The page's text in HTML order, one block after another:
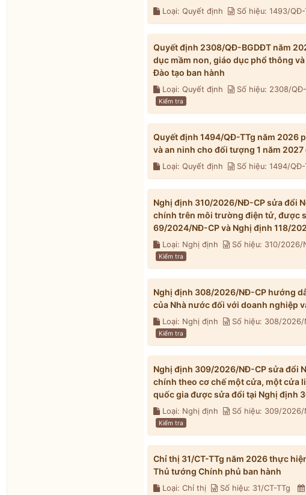
Loại: Quyết định Số hiệu: 1493/QĐ-
Quyết định 2308/QĐ-BGDĐT năm
dục mầm non, giáo dục phổ thông
Đào tạo ban hành
Loại: Quyết định Số hiệu: 2308/
Kiểm tra
Quyết định 1494/QĐ-TTg năm 2026
và an ninh cho đối tượng 1 năm
Loại: Quyết định Số hiệu: 1494/QĐ-
Nghị định 310/2026/NĐ-CP sửa đổi
chính trên môi trường điện tử, được
69/2024/NĐ-CP và Nghị định 118/
Loại: Nghị định Số hiệu: 310/2026/
Kiểm tra
Nghị định 308/2026/NĐ-CP hướng
của Nhà nước đối với doanh nghiệp
Loại: Nghị định Số hiệu: 308/2026/
Kiểm tra
Nghị định 309/2026/NĐ-CP sửa đổi
chính theo cơ chế một cửa, một cửa
quốc gia được sửa đổi tại Nghị định
Loại: Nghị định Số hiệu: 309/2026/
Kiểm tra
Chỉ thị 31/CT-TTg năm 2026 thực
Thủ tướng Chính phủ ban hành
Loại: Chỉ thị Số hiệu: 31/CT-TTg